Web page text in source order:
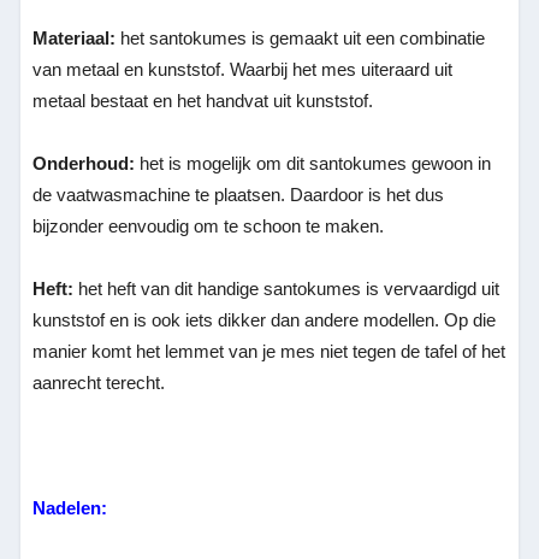
Materiaal: het santokumes is gemaakt uit een combinatie
van metaal en kunststof. Waarbij het mes uiteraard uit
metaal bestaat en het handvat uit kunststof.
Onderhoud: het is mogelijk om dit santokumes gewoon in
de vaatwasmachine te plaatsen. Daardoor is het dus
bijzonder eenvoudig om te schoon te maken.
Heft: het heft van dit handige santokumes is vervaardigd uit
kunststof en is ook iets dikker dan andere modellen. Op die
manier komt het lemmet van je mes niet tegen de tafel of het
aanrecht terecht.
Nadelen: